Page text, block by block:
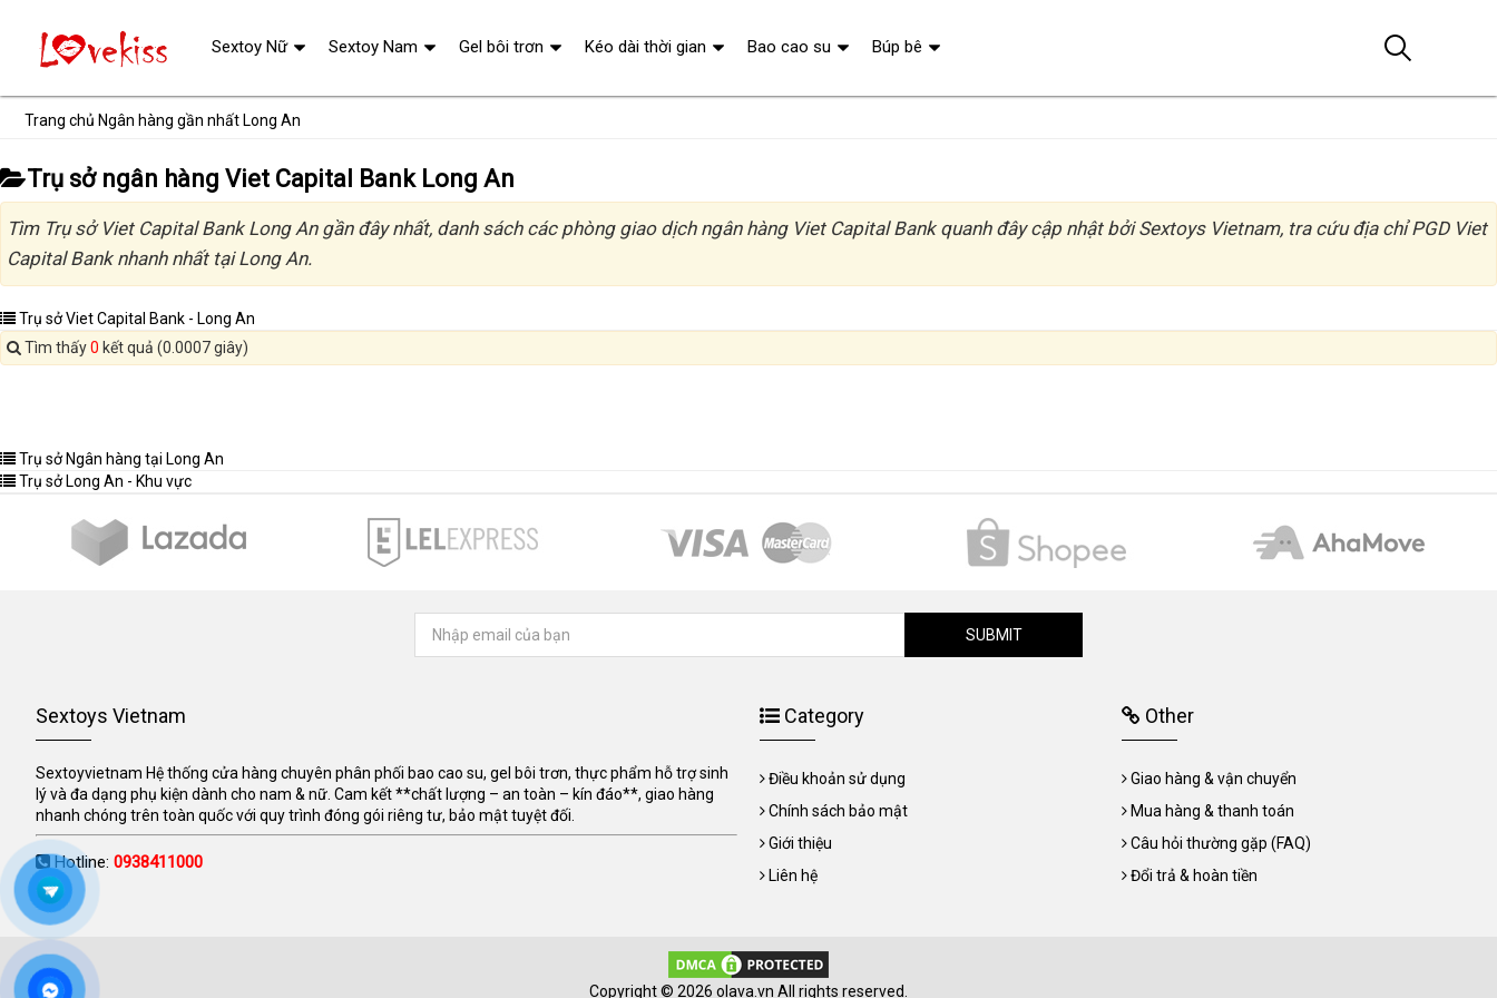
Trang chủ Ngân hàng gần nhất Long An
Trụ sở ngân hàng Viet Capital Bank Long An
Tìm Trụ sở Viet Capital Bank Long An gần đây nhất, danh sách các phòng giao dịch ngân hàng Viet Capital Bank quanh đây cập nhật bởi Sextoys Vietnam, tra cứu địa chỉ PGD Viet
Capital Bank nhanh nhất tại Long An.
Trụ sở Viet Capital Bank - Long An
Tìm thấy0 kết quả (0.0007 giây)
Trụ sở Ngân hàng tại Long An
Trụ sở Long An - Khu vực
Sextoy Nữ Sextoy Nam Gel bôi trơn Kéo dài thời gian Bao cao su Búp bê
SUBMIT
Sextoys Vietnam
Sextoyvietnam Hệ thống cửa hàng chuyên phân phối bao cao su, gel bôi trơn, thực phẩm hỗ trợ sinh
lý và đa dạng phụ kiện dành cho nam & nữ. Cam kết **chất lượng – an toàn – kín đáo**, giao hàng
nhanh chóng trên toàn quốc với quy trình đóng gói riêng tư, bảo mật tuyệt đối.
Hotline: 0938411000
Category
Điều khoản sử dụng
Chính sách bảo mật
Giới thiệu
Liên hệ
Other
Giao hàng & vận chuyển
Mua hàng & thanh toán
Câu hỏi thường gặp (FAQ)
Đổi trả & hoàn tiền
Copyright © 2026 olava.vn All rights reserved.